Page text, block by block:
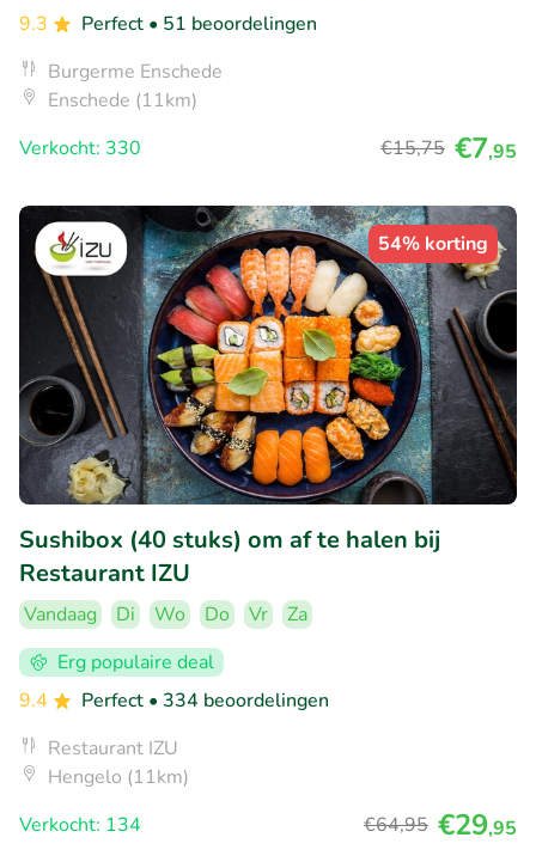
9.3
Perfect • 51 beoordelingen
Burgerme Enschede
Enschede (11km)
Verkocht: 330
€15,75 €7,95
54% korting
Sushibox (40 stuks) om af te halen bij
Restaurant IZU
Vandaag Di Wo Do Vr
Za
Erg populaire deal
9.4
Perfect • 334 beoordelingen
Restaurant IZU
Hengelo (11km)
Verkocht: 134
€64,95 €29,95